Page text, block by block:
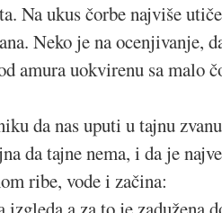
Na ukus čorbe najviše
Neko je na ocenjivanje,
amura uokvirenu sa malo
da nas uputi u tajnu
da tajne nema, i da je
ribe, vode i začina: